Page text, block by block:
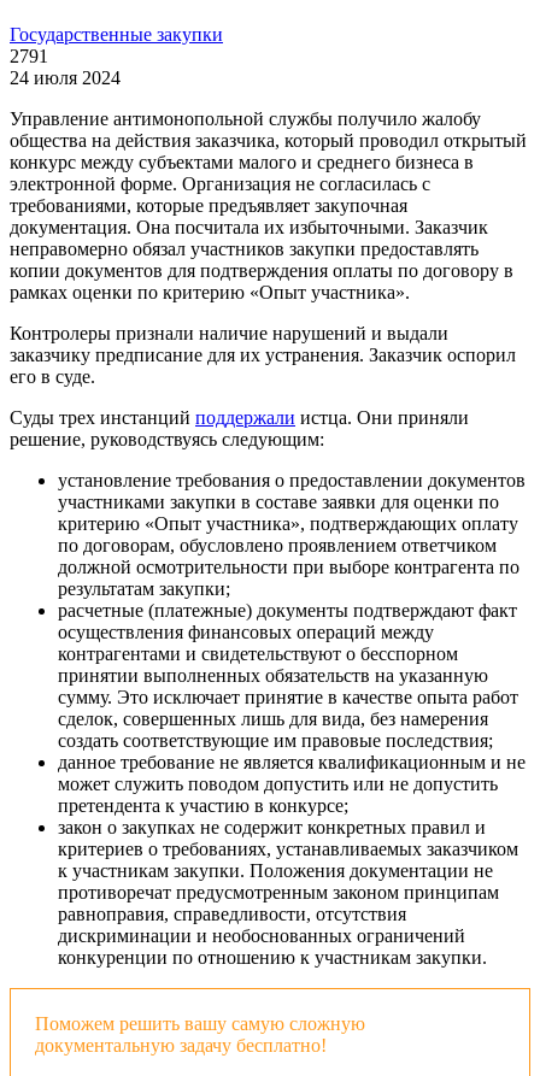
Государственные закупки
2791
24 июля 2024
Управление антимонопольной службы получило жалобу
общества на действия заказчика, который проводил открытый
конкурс между субъектами малого и среднего бизнеса в
электронной форме. Организация не согласилась с
требованиями, которые предъявляет закупочная
документация. Она посчитала их избыточными. Заказчик
неправомерно обязал участников закупки предоставлять
копии документов для подтверждения оплаты по договору в
рамках оценки по критерию «Опыт участника».
Контролеры признали наличие нарушений и выдали
заказчику предписание для их устранения. Заказчик оспорил
его в суде.
Суды трех инстанций поддержали истца. Они приняли
решение, руководствуясь следующим:
установление требования о предоставлении документов
участниками закупки в составе заявки для оценки по
критерию «Опыт участника», подтверждающих оплату
по договорам, обусловлено проявлением ответчиком
должной осмотрительности при выборе контрагента по
результатам закупки;
расчетные (платежные) документы подтверждают факт
осуществления финансовых операций между
контрагентами и свидетельствуют о бесспорном
принятии выполненных обязательств на указанную
сумму. Это исключает принятие в качестве опыта работ
сделок, совершенных лишь для вида, без намерения
создать соответствующие им правовые последствия;
данное требование не является квалификационным и не
может служить поводом допустить или не допустить
претендента к участию в конкурсе;
закон о закупках не содержит конкретных правил и
критериев о требованиях, устанавливаемых заказчиком
к участникам закупки. Положения документации не
противоречат предусмотренным законом принципам
равноправия, справедливости, отсутствия
дискриминации и необоснованных ограничений
конкуренции по отношению к участникам закупки.
Поможем решить вашу самую сложную
документальную задачу бесплатно!